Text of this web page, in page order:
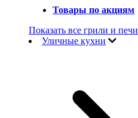
Товары по акциям
Показать все грили и печи
Уличные кухни